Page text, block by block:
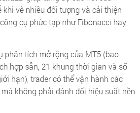
khi vẽ nhiều đối tượng và cải thiện
cụ phức tạp như Fibonacci hay
phân tích mở rộng của MT5 (bao
hợp sẵn, 21 khung thời gian và số
hạn), trader có thể vận hành các
không phải đánh đổi hiệu suất nền